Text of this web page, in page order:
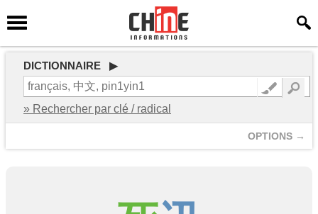
DICTIONNAIRE ▶
» Rechercher par clé / radical
OPTIONS →